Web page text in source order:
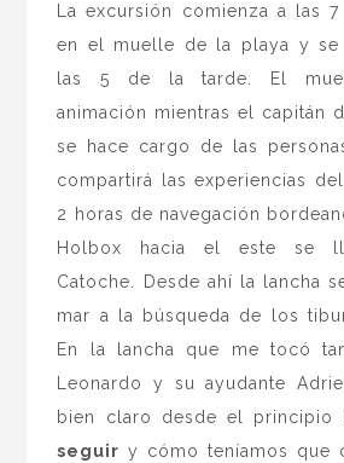
La excursión comienza a las
en el muelle de la playa y se
las 5 de la tarde. El
animación mientras el capitán
se hace cargo de las
compartirá las experiencias
2 horas de navegación
Holbox hacia el este se
Catoche. Desde ahí la lancha
mar a la búsqueda de los
En la lancha que me tocó
Leonardo y su ayudante
bien claro desde el principio
seguir y cómo teníamos que